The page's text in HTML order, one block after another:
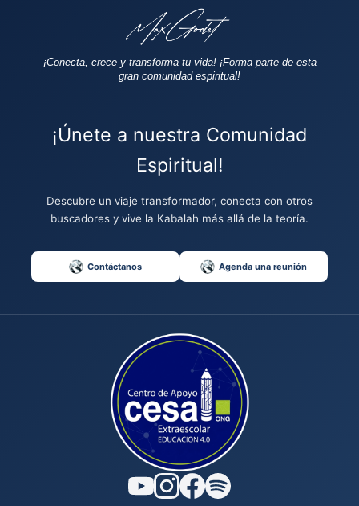
¡Conecta, crece y transforma tu vida! ¡Forma parte de esta
gran comunidad espiritual!
¡Únete a nuestra Comunidad
Espiritual!
Descubre un viaje transformador, conecta con otros
buscadores y vive la Kabalah más allá de la teoría.
Contáctanos Agenda una reunión